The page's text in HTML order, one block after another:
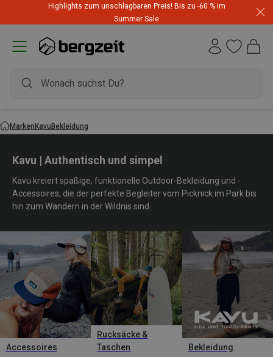
Highlights zum unschlagbaren Preis! Bis zu -60 % im
Summer Sale
MarkenKavuBekleidung
Kavu | Authentisch und simpel
Kavu kreiert spaßige, funktionelle Outdoor-Bekleidung und -
Accessoires, die der perfekte Begleiter vom Picknick im Park bis
hin zum Wandern in der Wildnis sind.
Accessoires
Rucksäcke &
Taschen
Bekleidung